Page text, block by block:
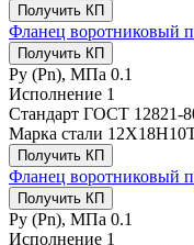
Получить КП
Фланец воротниковый
Получить КП
Ру (Рn), МПа 0.1
Исполнение 1
Стандарт ГОСТ 12821-
Марка стали
Получить КП
Фланец воротниковый
Получить КП
Ру (Рn), МПа 0.1
Исполнение 1